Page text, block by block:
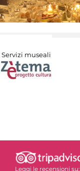
Servizi museali
Leggi le recensioni su: